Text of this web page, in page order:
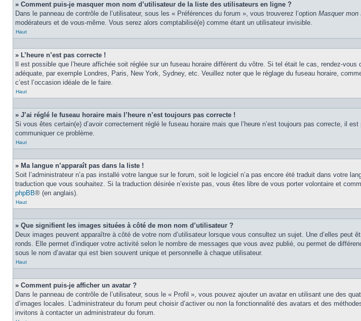
» Comment puis-je masquer mon nom d’utilisateur de la liste des utilisateurs en ligne ?
Dans le panneau de contrôle de l’utilisateur, sous les « Préférences du forum », vous trouverez l’option Masquer mon
modérateurs et de vous-même. Vous serez alors comptabilisé(e) comme étant un utilisateur invisible.
Haut
» L’heure n’est pas correcte !
Il est possible que l’heure affichée soit réglée sur un fuseau horaire différent du vôtre. Si tel était le cas, rendez-
adéquate, par exemple Londres, Paris, New York, Sydney, etc. Veuillez noter que le réglage du fuseau horaire,
c’est l’occasion idéale de le faire.
Haut
» J’ai réglé le fuseau horaire mais l’heure n’est toujours pas correcte !
Si vous êtes certain(e) d’avoir correctement réglé le fuseau horaire mais que l’heure n’est toujours pas correcte, il
communiquer ce problème.
Haut
» Ma langue n’apparaît pas dans la liste !
Soit l’administrateur n’a pas installé votre langue sur le forum, soit le logiciel n’a pas encore été traduit dans votre
traduction que vous souhaitez. Si la traduction désirée n’existe pas, vous êtes libre de vous porter volontaire et
phpBB® (en anglais).
Haut
» Que signifient les images situées à côté de mon nom d’utilisateur ?
Deux images peuvent apparaître à côté de votre nom d’utilisateur lorsque vous consultez un sujet. Une d’elles
ronds. Elle permet d’indiquer votre activité selon le nombre de messages que vous avez publié, ou permet de
sous le nom d’avatar qui est bien souvent unique et personnelle à chaque utilisateur.
Haut
» Comment puis-je afficher un avatar ?
Dans le panneau de contrôle de l’utilisateur, sous le « Profil », vous pouvez ajouter un avatar en utilisant une des
d’images locales. L’administrateur du forum peut choisir d’activer ou non la fonctionnalité des avatars et des
invitons à contacter un administrateur du forum.